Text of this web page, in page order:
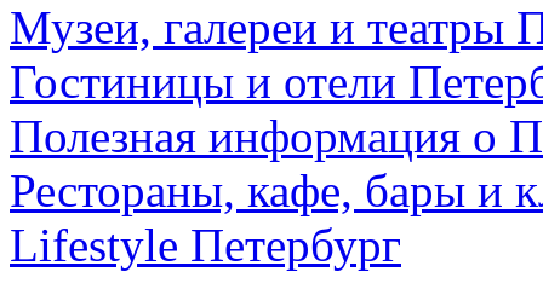
Музеи, галереи и театры
Гостиницы и отели
Полезная информация о
Рестораны, кафе, бары и
Lifestyle Петербург